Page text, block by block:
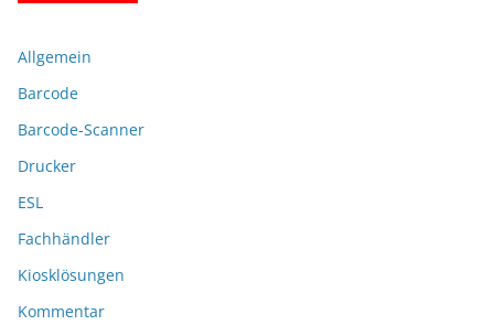
Allgemein
Barcode
Barcode-Scanner
Drucker
ESL
Fachhändler
Kiosklösungen
Kommentar